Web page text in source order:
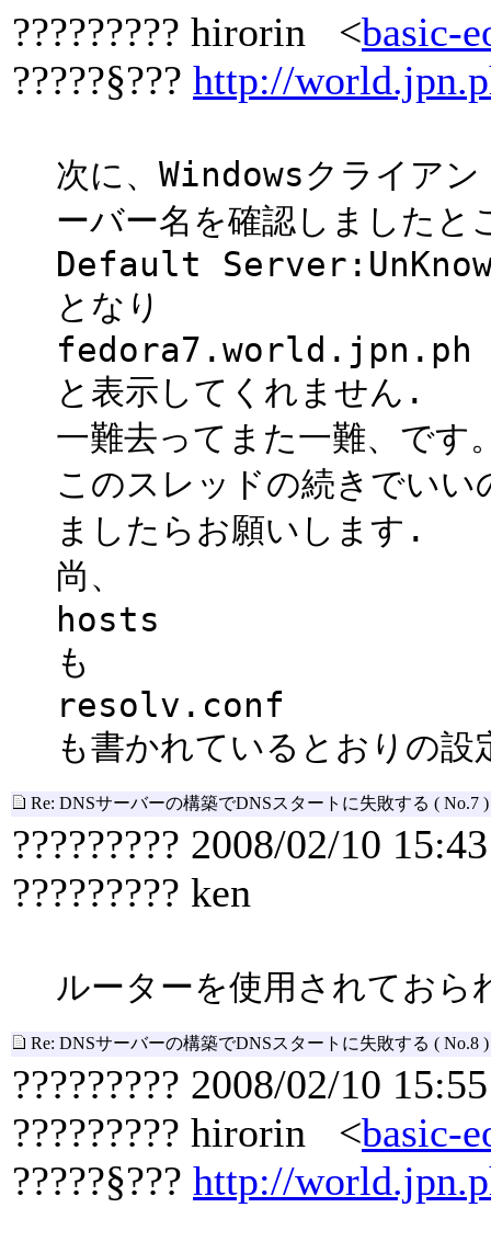
????????? hirorin <basic-
?????§??? http://
次に、Windowsクライア
ーバー名を確認しましたと
Default
となり
fedora7.world.jpn.ph
と表示してくれません.
一難去ってまた一難、です
このスレッドの続きでい
ましたらお願いします.
尚、
hosts
も
resolv.conf
も書かれているとおりの
Re: DNSサーバーの構築でDNSスタートに失敗する ( No.7 )
????????? 2008/02/10 15:43
????????? ken
ルーターを使用されておら
Re: DNSサーバーの構築でDNSスタートに失敗する ( No.8 )
????????? 2008/02/10 15:55
????????? hirorin <basic-
?????§??? http://